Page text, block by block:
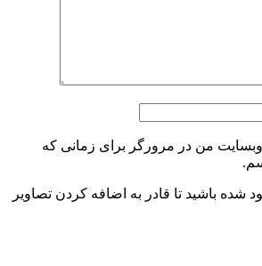
وبسایت من در مرورگر برای زمانی که
شده باشید تا قادر به اضافه کردن تصاویر